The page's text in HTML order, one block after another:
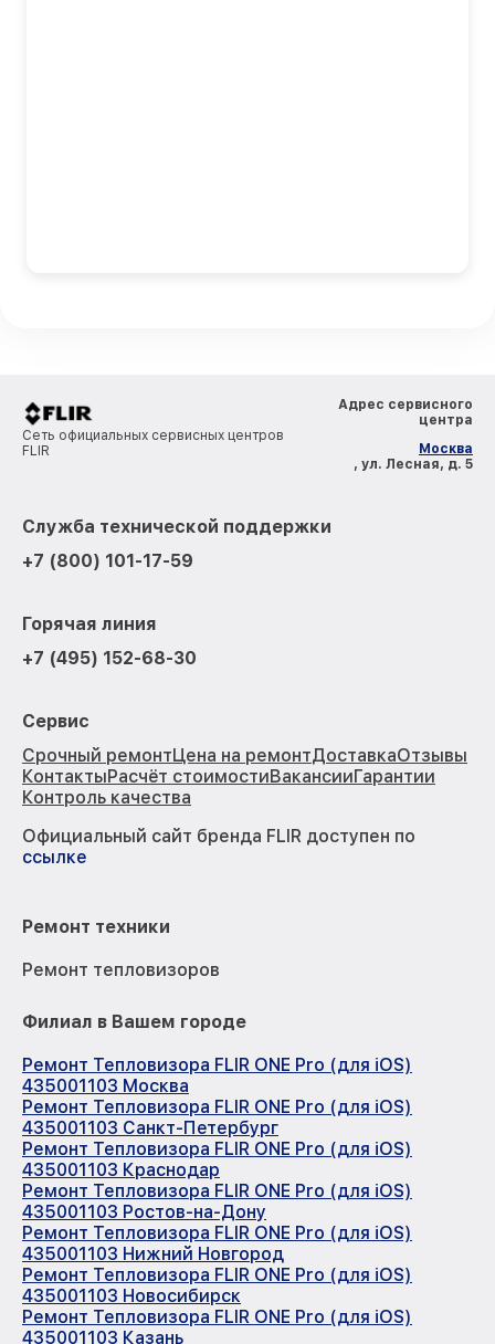
Сеть официальных сервисных центров
FLIR
Адрес сервисного
центра
Москва
, ул. Лесная, д. 5
Служба технической поддержки
+7 (800) 101-17-59
Горячая линия
+7 (495) 152-68-30
Сервис
Срочный ремонтЦена на ремонтДоставкаОтзывы
КонтактыРасчёт стоимостиВакансииГарантии
Контроль качества
Официальный сайт бренда FLIR доступен по
ссылке
Ремонт техники
Ремонт тепловизоров
Филиал в Вашем городе
Ремонт Тепловизора FLIR ONE Pro (для iOS)
435001103 Москва
Ремонт Тепловизора FLIR ONE Pro (для iOS)
435001103 Санкт-Петербург
Ремонт Тепловизора FLIR ONE Pro (для iOS)
435001103 Краснодар
Ремонт Тепловизора FLIR ONE Pro (для iOS)
435001103 Ростов-на-Дону
Ремонт Тепловизора FLIR ONE Pro (для iOS)
435001103 Нижний Новгород
Ремонт Тепловизора FLIR ONE Pro (для iOS)
435001103 Новосибирск
Ремонт Тепловизора FLIR ONE Pro (для iOS)
435001103 Казань